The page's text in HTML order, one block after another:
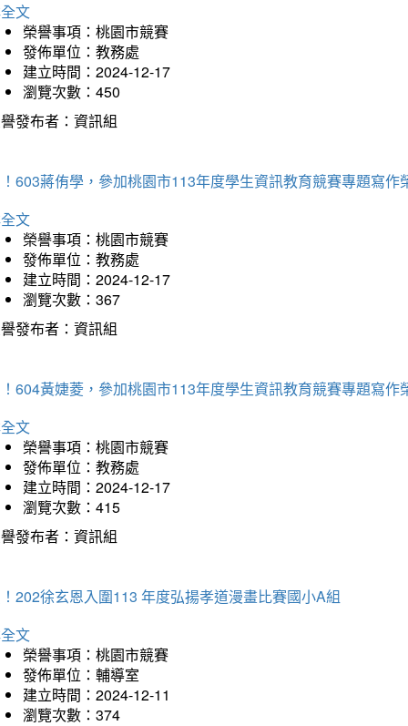
文
榮譽事項：桃園市競賽
發佈單位：教務處
建立時間：2024-12-17
瀏覽次數：450
發布者：資訊組
603蔣侑學，參加桃園市113年度學生資訊教育競賽專題寫作
文
榮譽事項：桃園市競賽
發佈單位：教務處
建立時間：2024-12-17
瀏覽次數：367
發布者：資訊組
604黃婕菱，參加桃園市113年度學生資訊教育競賽專題寫作
文
榮譽事項：桃園市競賽
發佈單位：教務處
建立時間：2024-12-17
瀏覽次數：415
發布者：資訊組
202徐玄恩入圍113 年度弘揚孝道漫畫比賽國小A組
文
榮譽事項：桃園市競賽
發佈單位：輔導室
建立時間：2024-12-11
瀏覽次數：374